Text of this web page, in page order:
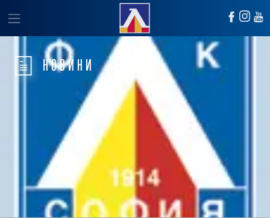
НОВИНИ